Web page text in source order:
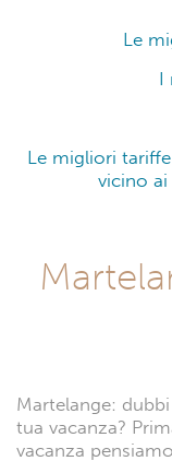
Le
I
Le migliori
vicino
Martelange:
tua vacanza?
vacanza